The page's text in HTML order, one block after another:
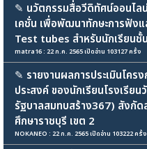
✎ นวัตกรรมสื่อวีดิทัศน์ออนไล
เคชั่น เพื่อพัฒนาทักษะการฟัง
Test tubes สำหรับนักเรียนชั้
matra16 : 22 ก.ค. 2565 เปิดอ่าน 103127 ครั้ง
✎ รายงานผลการประเมินโค
ประสงค์ ของนักเรียนโรงเรีย
รัฐบาลสมทบสร้าง367) สังกัด
ศึกษาราชบุรี เขต 2
NOKANEO : 22 ก.ค. 2565 เปิดอ่าน 103222 ครั้ง